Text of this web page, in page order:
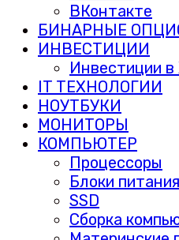
ВКонтакте
БИНАРНЫЕ
ИНВЕСТИЦИИ
Инвестиции
IT ТЕХНОЛОГИИ
НОУТБУКИ
МОНИТОРЫ
КОМПЬЮТЕР
Процессоры
Блоки питания
SSD
Сборка